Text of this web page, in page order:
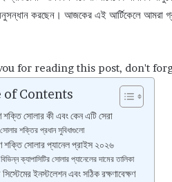
করছেন। আজকের এই আর্টিকেলে আমরা
for reading this post, don't
of Contents
শক্তি সোলার কী এবং কেন এটি সেরা
সোলার শক্তির প্রধান সুবিধাগুলো
শক্তি সোলার প্যানেল প্রাইস ২০২৬
বিভিন্ন ক্যাপাসিটির সোলার প্যানেলের দামের তালিকা
ইনস্টলেশন এবং সঠিক রক্ষণাবেক্ষণ